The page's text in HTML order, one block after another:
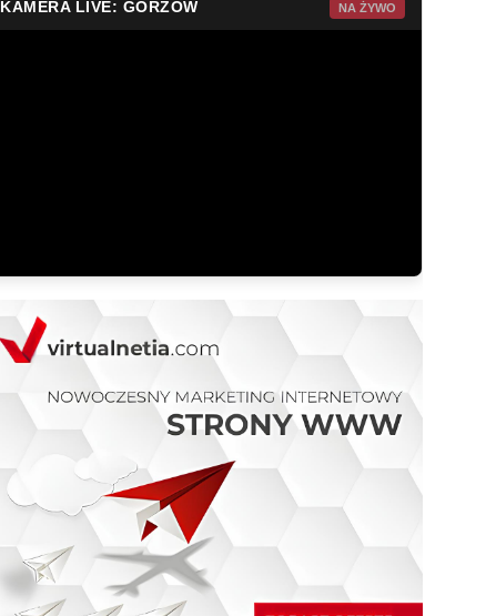
KAMERA LIVE: GORZÓW NA ŻYWO